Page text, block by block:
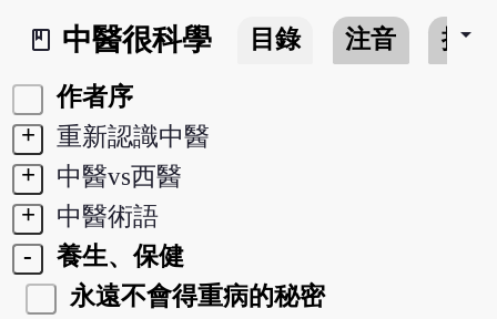
book_2
中醫很科學 目錄 注音 搜尋
arrow_drop_down
作者序
+
重新認識中醫
+
中醫vs西醫
+
中醫術語
-
養生、保健
永遠不會得重病的秘密